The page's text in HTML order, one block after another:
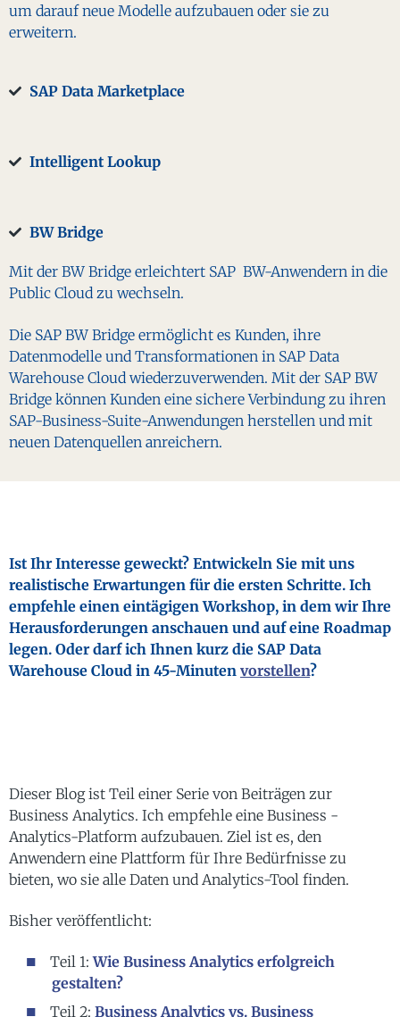
um darauf neue Modelle aufzubauen oder sie zu
erweitern.
SAP Data Marketplace
Intelligent Lookup
BW Bridge
Mit der BW Bridge erleichtert SAP BW-Anwendern in die
Public Cloud zu wechseln.
Die SAP BW Bridge ermöglicht es Kunden, ihre
Datenmodelle und Transformationen in SAP Data
Warehouse Cloud wiederzuverwenden. Mit der SAP BW
Bridge können Kunden eine sichere Verbindung zu ihren
SAP-Business-Suite-Anwendungen herstellen und mit
neuen Datenquellen anreichern.
Ist Ihr Interesse geweckt? Entwickeln Sie mit uns
realistische Erwartungen für die ersten Schritte. Ich
empfehle einen eintägigen Workshop, in dem wir Ihre
Herausforderungen anschauen und auf eine Roadmap
legen. Oder darf ich Ihnen kurz die SAP Data
Warehouse Cloud in 45-Minuten vorstellen?
Dieser Blog ist Teil einer Serie von Beiträgen zur
Business Analytics. Ich empfehle eine Business -
Analytics-Platform aufzubauen. Ziel ist es, den
Anwendern eine Plattform für Ihre Bedürfnisse zu
bieten, wo sie alle Daten und Analytics-Tool finden.
Bisher veröffentlicht:
Teil 1:Wie Business Analytics erfolgreich
gestalten?
Teil 2:Business Analytics vs. Business